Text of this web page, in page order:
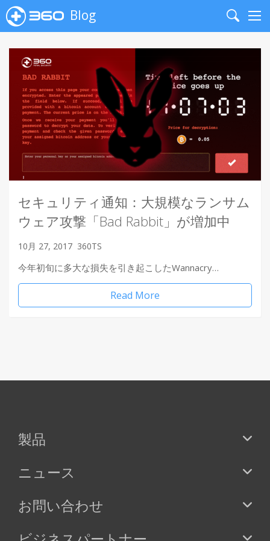
Blog
Search
セキュリティ通知：大規模なランサム
ウェア攻撃「Bad Rabbit」が増加中
10月 27, 2017 360TS
今年初旬に多大な損失を引き起こしたWannacry…
Read More
製品
ニュース
お問い合わせ